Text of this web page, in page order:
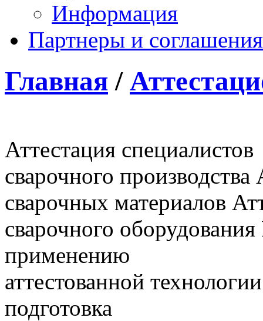
Информация
Партнеры и соглашения
Главная /
Аттестация специалистов
сварочного производства
сварочных материалов
сварочного оборудования
применению
аттестованной
подготовка